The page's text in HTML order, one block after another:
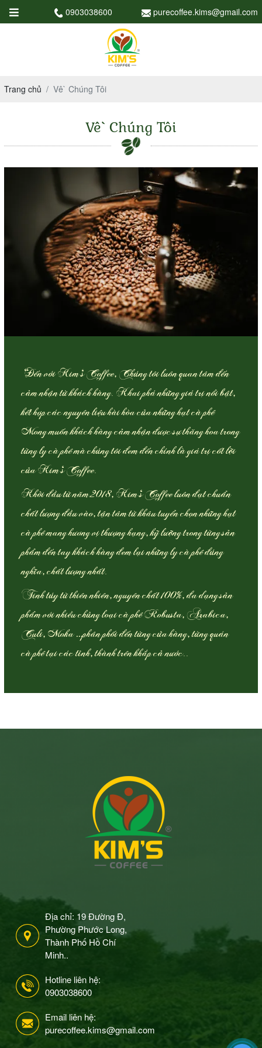
0903038600 purecoffee.kims@gmail.com
Trang chủ Vê` Chúng Tôi
Vê` Chúng Tôi
“Đến với Kim’s Coffee, Chúng tôi luôn quan tâm đến
cảm nhận từ khách hàng. Khai phá những giá trị nổi bật,
kết hợp các nguyên liệu hài hòa của những hạt cà phê
Mong muốn khách hàng cảm nhận được sự thăng hoa trong
từng ly cà phê mà chúng tôi đem đến chính là giá trị cốt lõi
của Kim’s Coffee.
Khởi đầu từ năm 2018, Kim’s Coffee luôn đạt chuẩn
chất lượng đầu vào, tận tâm từ khâu tuyển chọn những hạt
cà phê mang hương vị thượng hạng, kỹ lưỡng trong từng sản
phẩm đến tay khách hàng đem lại những ly cà phê đúng
nghĩa, chất lượng nhất.
Tinh túy từ thiên nhiên, nguyên chất 100%, đa dạng sản
phẩm với nhiều chủng loại cà phê Robusta, Arabica,
Culi, Moka …phân phối đến từng cửa hàng, từng quán
cà phê tại các tỉnh, thành trên khắp cả nước..
Địa chỉ: 19 Đường Đ,
Phường Phước Long,
Thành Phố Hồ Chí
Minh..
Hotline liên hệ:
0903038600
Email liên hệ:
purecoffee.kims@gmail.com